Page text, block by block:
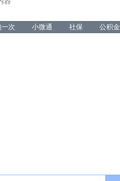
次 小微通 社保 公积金